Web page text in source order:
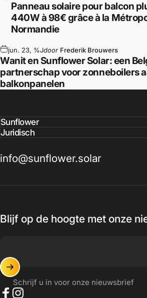
Panneau solaire pour balcon
440W à 98€ grâce à la
Normandie
jun. 23, %Jdoor Frederik Brouwers
Wanit en Sunflower Solar: een
partnerschap voor zonneboilers
balkonpanelen
Sunflower
Juridisch
info@sunflower.solar
Blijf op de hoogte met onze
Schrijf u in voor onze nieuwsbrief